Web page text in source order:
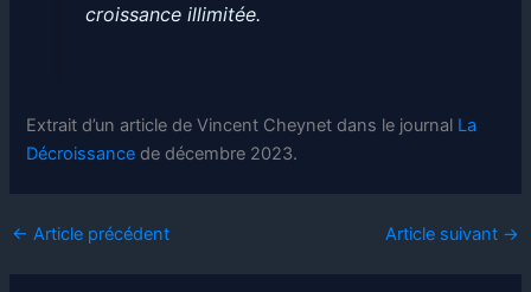
croissance illimitée.
Extrait d’un article de Vincent Cheynet dans le journal La
Décroissance de décembre 2023.
← Article précédent Article suivant →